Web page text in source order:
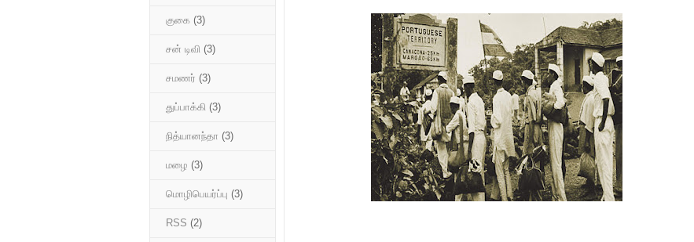
குகை (3)
சன் டிவி (3)
சமணர் (3)
துப்பாக்கி (3)
நித்யானந்தா (3)
மழை (3)
மொழிபெயர்ப்பு (3)
RSS (2)